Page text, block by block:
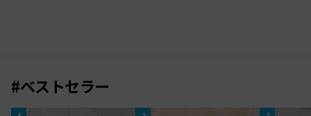
RVエッセンスの
個人で使用部分と回数が異なるため、
#ベストセラー